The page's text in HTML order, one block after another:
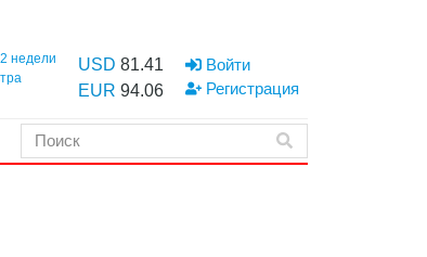
недели
USD 81.41
EUR 94.06
Войти
Регистрация